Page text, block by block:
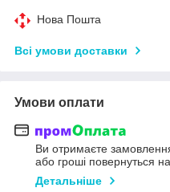
Нова Пошта
Всі умови доставки
Умови оплати
Ви отримаєте
або гроші повернуться
Детальніше